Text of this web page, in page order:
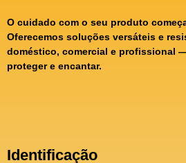
O cuidado com o seu produto
Oferecemos soluções versáteis e
doméstico, comercial e profissional
proteger e encantar.
Identificação